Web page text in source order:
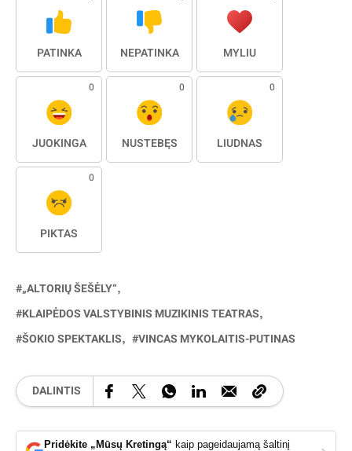
PATINKA NEPATINKA MYLIU
0
JUOKINGA
0
NUSTEBĘS
0
LIŪDNAS
0
PIKTAS
„ALTORIŲ ŠEŠĖLY“
KLAIPĖDOS VALSTYBINIS MUZIKINIS TEATRAS
ŠOKIO SPEKTAKLIS
VINCAS MYKOLAITIS-PUTINAS
DALINTIS
Pridėkite „Mūsų Kretingą“ kaip pageidaujamą šaltinį